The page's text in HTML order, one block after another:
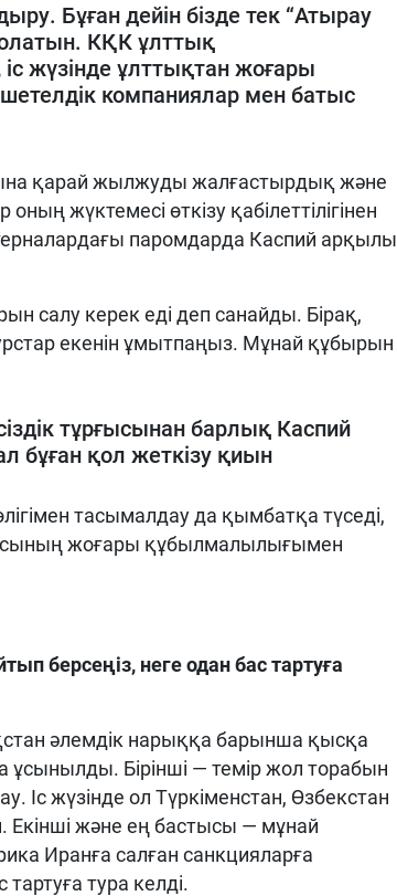
Бұған дейін бізде тек “Атырау
КҚК ұлттық
жүзінде ұлттықтан жоғары
компаниялар мен батыс
қарай жылжуды жалғастырдық және
жүктемесі өткізу қабілеттілігінен
паромдарда Каспий арқылы
салу керек еді деп санайды. Бірақ,
екенін ұмытпаңыз. Мұнай құбырын
тұрғысынан барлық Каспий
бұған қол жеткізу қиын
тасымалдау да қымбатқа түседі,
жоғары құбылмалылығымен
берсеңіз, неге одан бас тартуға
әлемдік нарыққа барынша қысқа
Бірінші — темір жол торабын
Іс жүзінде ол Түркіменстан, Өзбекстан
және ең бастысы — мұнай
Иранға салған санкцияларға
тура келді.